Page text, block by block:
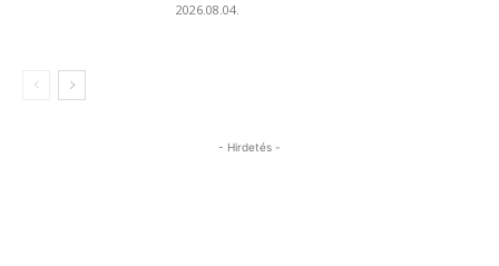
2026.08.04.
- Hirdetés -